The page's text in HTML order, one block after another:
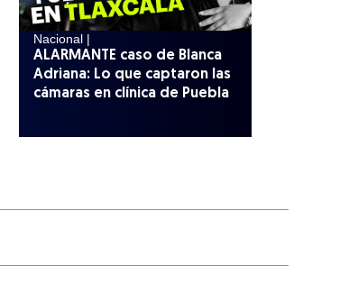
Nacional |
ALARMANTE caso de Blanca
Adriana: Lo que captaron las
cámaras en clínica de Puebla